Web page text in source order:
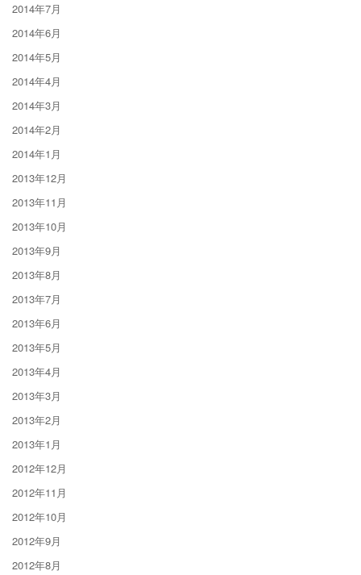
2014年7月
2014年6月
2014年5月
2014年4月
2014年3月
2014年2月
2014年1月
2013年12月
2013年11月
2013年10月
2013年9月
2013年8月
2013年7月
2013年6月
2013年5月
2013年4月
2013年3月
2013年2月
2013年1月
2012年12月
2012年11月
2012年10月
2012年9月
2012年8月